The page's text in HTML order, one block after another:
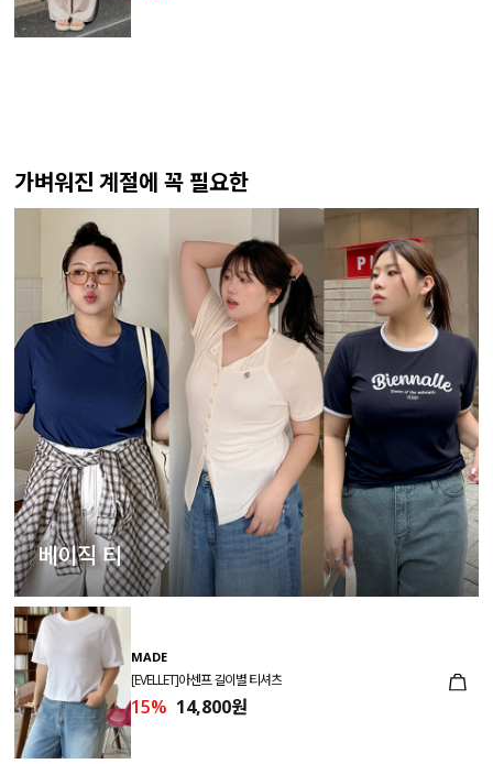
가벼워진 계절에 꼭 필요한
베이직 티
MADE
[EVELLET]아센프 길이별 티셔츠
15% 14,800원